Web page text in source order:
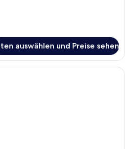
auswählen und Preise sehen
Ein Schlafzimmer mit einem Bett,